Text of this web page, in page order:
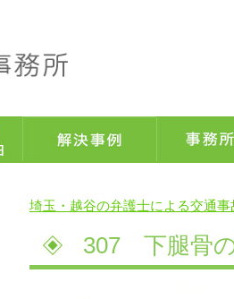
埼玉・越谷の弁護士による交通
307 下腿骨